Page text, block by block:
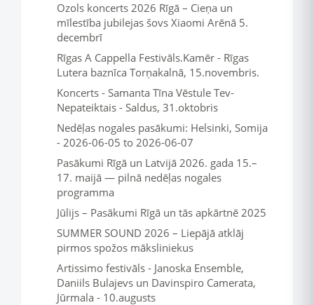
Ozols koncerts 2026 Rīgā – Cieņa un
mīlestība jubilejas šovs Xiaomi Arēnā 5.
decembrī
Rīgas A Cappella Festivāls.Kamēr - Rīgas
Lutera baznīca Torņakalnā, 15.novembris.
Koncerts - Samanta Tīna Vēstule Tev-
Nepateiktais - Saldus, 31.oktobris
Nedēļas nogales pasākumi: Helsinki, Somija
- 2026-06-05 to 2026-06-07
Pasākumi Rīgā un Latvijā 2026. gada 15.–
17. maijā — pilnā nedēļas nogales
programma
Jūlijs – Pasākumi Rīgā un tās apkārtnē 2025
SUMMER SOUND 2026 – Liepājā atklāj
pirmos spožos māksliniekus
Artissimo festivāls - Janoska Ensemble,
Daniils Bulajevs un Davinspiro Camerata,
Jūrmala - 10.augusts